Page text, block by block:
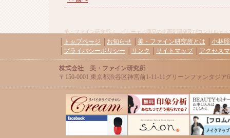
美・ファイン研究所は、ビューティ商品の企画化開発及びコンサルテ
っております。
トップページ お知らせ 美・ファイン研究所とは
小林
プライバシーポリシー リンク サイトマップ│ アクセス
株式会社 美・ファイン研究所
〒150-0001 東京都渋谷区神宮前1-11-11グリーンファンタジア